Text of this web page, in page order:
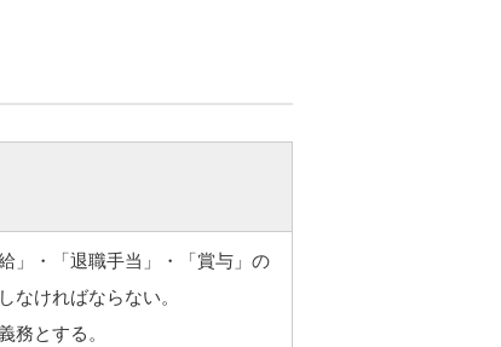
」・「退職手当」・「賞与」の
ければならない。
務とする。